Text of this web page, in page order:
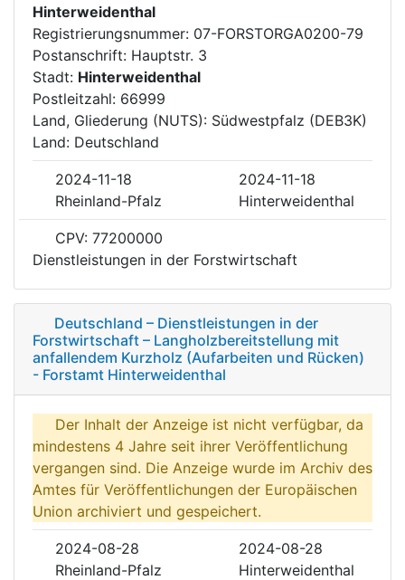
Hinterweidenthal
Registrierungsnummer: 07-FORSTORGA0200-79
Postanschrift: Hauptstr. 3
Stadt: Hinterweidenthal
Postleitzahl: 66999
Land, Gliederung (NUTS): Südwestpfalz (DEB3K)
Land: Deutschland
2024-11-18
2024-11-18
Rheinland-Pfalz
Hinterweidenthal
CPV: 77200000
Dienstleistungen in der Forstwirtschaft
Deutschland – Dienstleistungen in der
Forstwirtschaft – Langholzbereitstellung mit
anfallendem Kurzholz (Aufarbeiten und Rücken)
- Forstamt Hinterweidenthal
Der Inhalt der Anzeige ist nicht verfügbar, da
mindestens 4 Jahre seit ihrer Veröffentlichung
vergangen sind. Die Anzeige wurde im Archiv des
Amtes für Veröffentlichungen der Europäischen
Union archiviert und gespeichert.
2024-08-28
2024-08-28
Rheinland-Pfalz
Hinterweidenthal